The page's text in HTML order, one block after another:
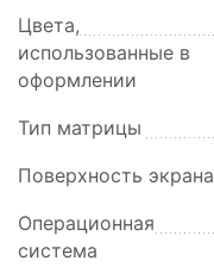
Цвета,
использованные в
оформлении
Тип матрицы
Поверхность экрана
Операционная
система